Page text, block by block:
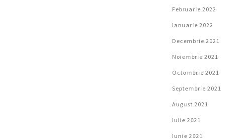
Februarie 2022
Ianuarie 2022
Decembrie 2021
Noiembrie 2021
Octombrie 2021
Septembrie 2021
August 2021
Iulie 2021
Iunie 2021